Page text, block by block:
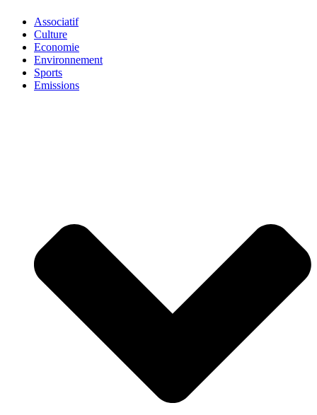
Associatif
Culture
Economie
Environnement
Sports
Emissions